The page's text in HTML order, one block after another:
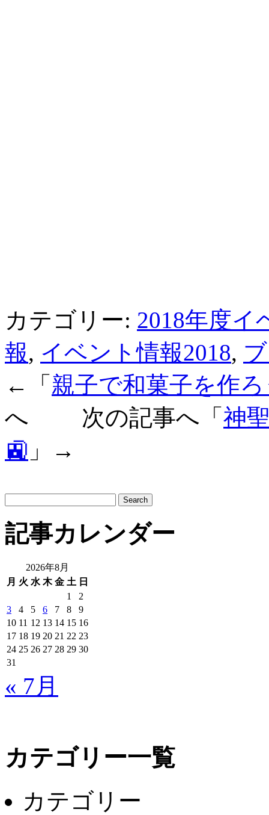
カテゴリー: 2018年度イ
報, イベント情報2018,
←「 親子で和菓子を作
へ 次の記事へ「 神
🚉 」→
ト
内
記事カレンダー
2026年8月
月 火 水 木 金 土 日
1
2
3
4 5 6 7 8
9
10 11 12 13 14 15 16
17 18 19 20 21 22 23
24 25 26 27 28 29 30
31
« 7月
カテゴリー一覧
カテゴリー